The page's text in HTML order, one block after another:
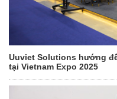
Uuviet Solutions hướng
tại Vietnam Expo 2025